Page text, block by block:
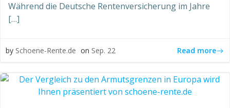
Während die Deutsche Rentenversicherung im Jahre
[…]
by Schoene-Rente.de on Sep. 22 Read more